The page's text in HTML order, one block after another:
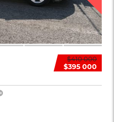
$410 000
$395 000